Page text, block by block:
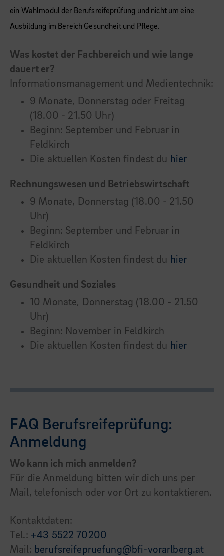
ein Wahlmodul der Berufsreifeprüfung und nicht um eine
Ausbildung im Bereich Gesundheit und Pflege.
Was kostet der Fachbereich und wie lange
dauert er?
Informationsmanagement und Medientechnik:
9 Monate, Donnerstag oder Freitag
(18.00 - 21.50 Uhr)
Beginn: September und Februar in
Feldkirch
Die aktuellen Kosten findest du hier
Rechnungswesen und Betriebswirtschaft
9 Monate, Donnerstag (18.00 - 21.50
Uhr)
Beginn: September und Februar in
Feldkirch
Die aktuellen Kosten findest du hier
Gesundheit und Soziales
10 Monate, Donnerstag (18.00 - 21.50
Uhr)
Beginn: November in Feldkirch
Die aktuellen Kosten findest du hier
FAQ Berufsreifeprüfung:
Anmeldung
Wo kann ich mich anmelden?
Für die Anmeldung bitten wir dich uns per
Mail, telefonisch oder vor Ort zu kontaktieren.
Kontaktdaten:
Tel.: +43 5522 70200
Mail: berufsreifepruefung@bfi-vorarlberg.at